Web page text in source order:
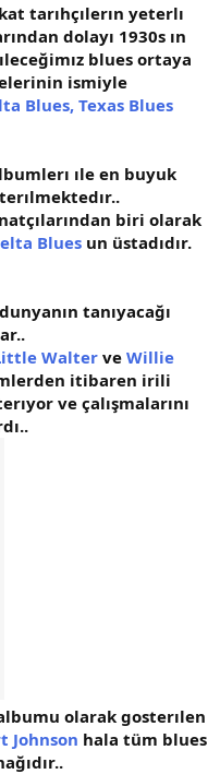
tarıhçılerın yeterlı
dolayı 1930s ın
blues ortaya
ismiyle
Blues, Texas Blues
ıle en buyuk
biri olarak
Blues un üstadıdır.
tanıyacağı
Walter ve Willie
itibaren irili
ve çalışmalarını
olarak gosterılen
Johnson hala tüm blues